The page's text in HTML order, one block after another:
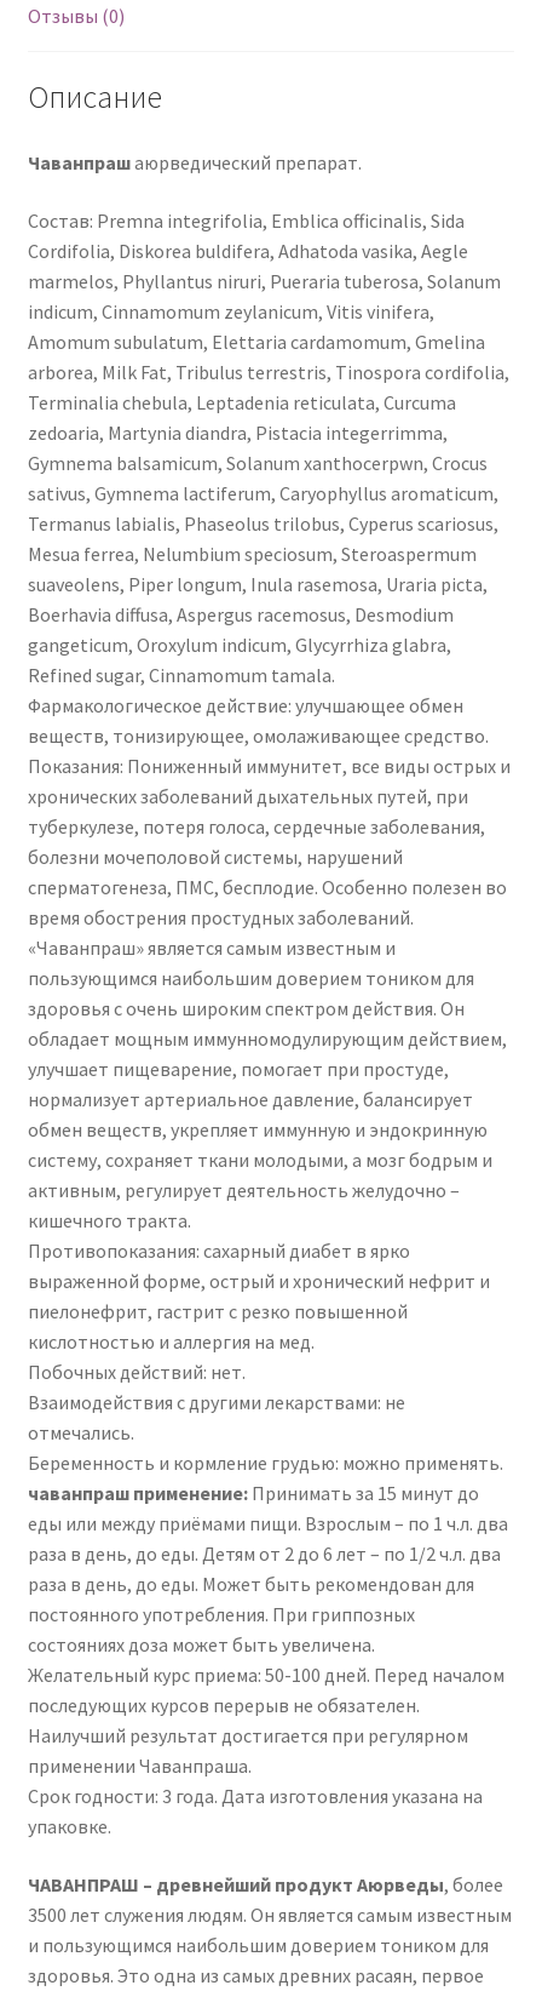
Отзывы (0)
Описание
Чаванпрашаюрведический препарат.
Состав: Premna integrifolia, Emblica officinalis, Sida
Cordifolia, Diskorea buldifera, Adhatoda vasika, Aegle
marmelos, Phyllantus niruri, Pueraria tuberosa, Solanum
indicum, Cinnamomum zeylanicum, Vitis vinifera,
Amomum subulatum, Elettaria cardamomum, Gmelina
arborea, Milk Fat, Tribulus terrestris, Tinospora cordifolia,
Terminalia chebula, Leptadenia reticulata, Curcuma
zedoaria, Martynia diandra, Pistacia integerrimma,
Gymnema balsamicum, Solanum xanthocerpwn, Crocus
sativus, Gymnema lactiferum, Caryophyllus aromaticum,
Termanus labialis, Phaseolus trilobus, Cyperus scariosus,
Mesua ferrea, Nelumbium speciosum, Steroaspermum
suaveolens, Piper longum, Inula rasemosa, Uraria picta,
Boerhavia diffusa, Aspergus racemosus, Desmodium
gangeticum, Oroxylum indicum, Glycyrrhiza glabra,
Refined sugar, Cinnamomum tamala.
Фармакологическое действие: улучшающее обмен
веществ, тонизирующее, омолаживающее средство.
Показания: Пониженный иммунитет, все виды острых и
хронических заболеваний дыхательных путей, при
туберкулезе, потеря голоса, сердечные заболевания,
болезни мочеполовой системы, нарушений
сперматогенеза, ПМС, бесплодие. Особенно полезен во
время обострения простудных заболеваний.
«Чаванпраш» является самым известным и
пользующимся наибольшим доверием тоником для
здоровья с очень широким спектром действия. Он
обладает мощным иммунномодулирующим действием,
улучшает пищеварение, помогает при простуде,
нормализует артериальное давление, балансирует
обмен веществ, укрепляет иммунную и эндокринную
систему, сохраняет ткани молодыми, а мозг бодрым и
активным, регулирует деятельность желудочно –
кишечного тракта.
Противопоказания: сахарный диабет в ярко
выраженной форме, острый и хронический нефрит и
пиелонефрит, гастрит с резко повышенной
кислотностью и аллергия на мед.
Побочных действий: нет.
Взаимодействия с другими лекарствами: не
отмечались.
Беременность и кормление грудью: можно применять.
чаванпраш применение:Принимать за 15 минут до
еды или между приёмами пищи. Взрослым – по 1 ч.л. два
раза в день, до еды. Детям от 2 до 6 лет – по 1/2 ч.л. два
раза в день, до еды. Может быть рекомендован для
постоянного употребления. При гриппозных
состояниях доза может быть увеличена.
Желательный курс приема: 50-100 дней. Перед началом
последующих курсов перерыв не обязателен.
Наилучший результат достигается при регулярном
применении Чаванпраша.
Срок годности: 3 года. Дата изготовления указана на
упаковке.
ЧАВАНПРАШ – древнейший продукт Аюрведы, более
3500 лет служения людям. Он является самым известным
и пользующимся наибольшим доверием тоником для
здоровья. Это одна из самых древних расаян, первое